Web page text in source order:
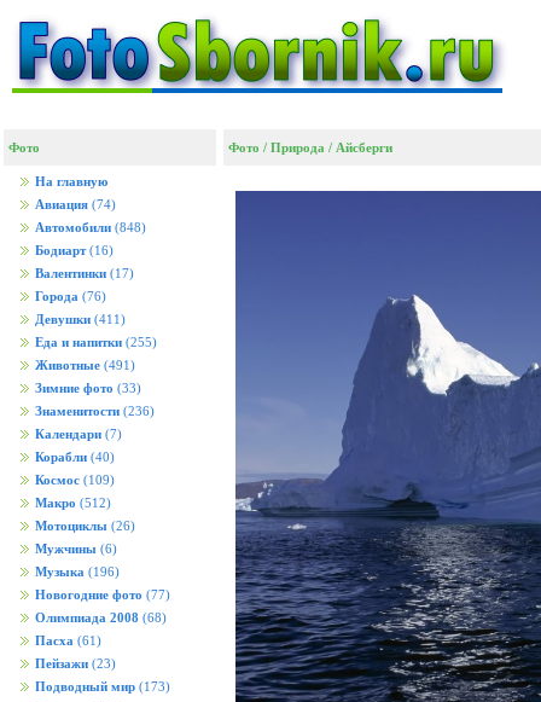
Фото
На главную
Авиация (74)
Автомобили (848)
Бодиарт (16)
Валентинки (17)
Города (76)
Девушки (411)
Еда и напитки (255)
Животные (491)
Зимние фото (33)
Знаменитости (236)
Календари (7)
Корабли (40)
Космос (109)
Макро (512)
Мотоциклы (26)
Мужчины (6)
Музыка (196)
Новогодние фото (77)
Олимпиада 2008 (68)
Пасха (61)
Пейзажи (23)
Подводный мир (173)
Фото / Природа / Айсберги